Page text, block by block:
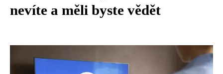
nevíte a měli byste vědět